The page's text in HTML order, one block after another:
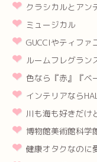
クラシカルとアン
ミュージカル
GUCCIやティファ
ルームフレグラン
色なら『赤』『ベ
インテリアなら
川も海も好きだけ
博物館美術館科学
健康オタクなのに